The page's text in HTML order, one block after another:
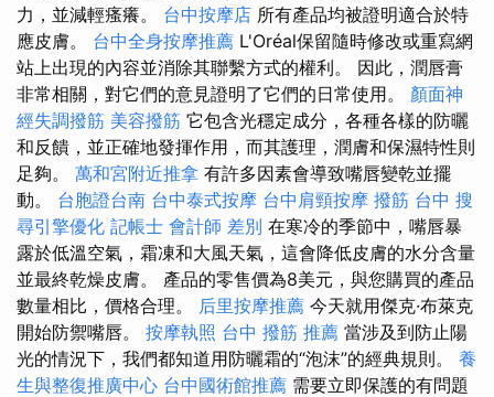
力，並減輕瘙癢。 台中按摩店 所有產品均被證明適合於特
應皮膚。 台中全身按摩推薦 L'Oréal保留隨時修改或重寫網
站上出現的內容並消除其聯繫方式的權利。 因此，潤唇膏
非常相關，對它們的意見證明了它們的日常使用。 顏面神
經失調撥筋 美容撥筋 它包含光穩定成分，各種各樣的防曬
和反饋，並正確地發揮作用，而其護理，潤膚和保濕特性則
足夠。 萬和宮附近推拿 有許多因素會導致嘴唇變乾並擺
動。 台胞證台南 台中泰式按摩 台中肩頸按摩 撥筋 台中 搜
尋引擎優化 記帳士 會計師 差別 在寒冷的季節中，嘴唇暴
露於低溫空氣，霜凍和大風天氣，這會降低皮膚的水分含量
並最終乾燥皮膚。 產品的零售價為8美元，與您購買的產品
數量相比，價格合理。 后里按摩推薦 今天就用傑克·布萊克
開始防禦嘴唇。 按摩執照 台中 撥筋 推薦 當涉及到防止陽
光的情況下，我們都知道用防曬霜的“泡沫”的經典規則。 養
生與整復推廣中心 台中國術館推薦 需要立即保護的有問題